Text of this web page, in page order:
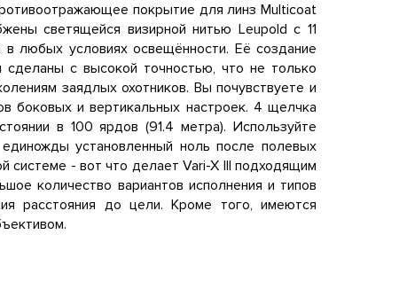
покрытие для линз Multicoat
светящейся визирной нитью Leupold с 11
в любых условиях освещённости. Её создание
с высокой точностью, что не только
заядлых охотников. Вы почувствуете и
боковых и вертикальных настроек. 4 щелчка
в 100 ярдов (91.4 метра). Используйте
установленный ноль после полевых
системе - вот что делает Vari-X III подходящим
количество вариантов исполнения и типов
расстояния до цели. Кроме того, имеются